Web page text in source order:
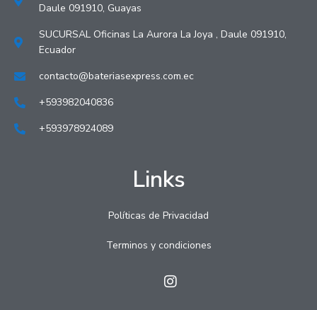
Daule 091910, Guayas
SUCURSAL Oficinas La Aurora La Joya , Daule 091910,
Ecuador
contacto@bateriasexpress.com.ec
+593982040836
+593978924089
Links
Políticas de Privacidad
Terminos y condiciones